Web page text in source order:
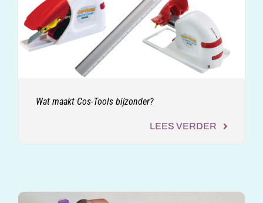
Wat maakt Cos-Tools bijzonder?
LEES VERDER